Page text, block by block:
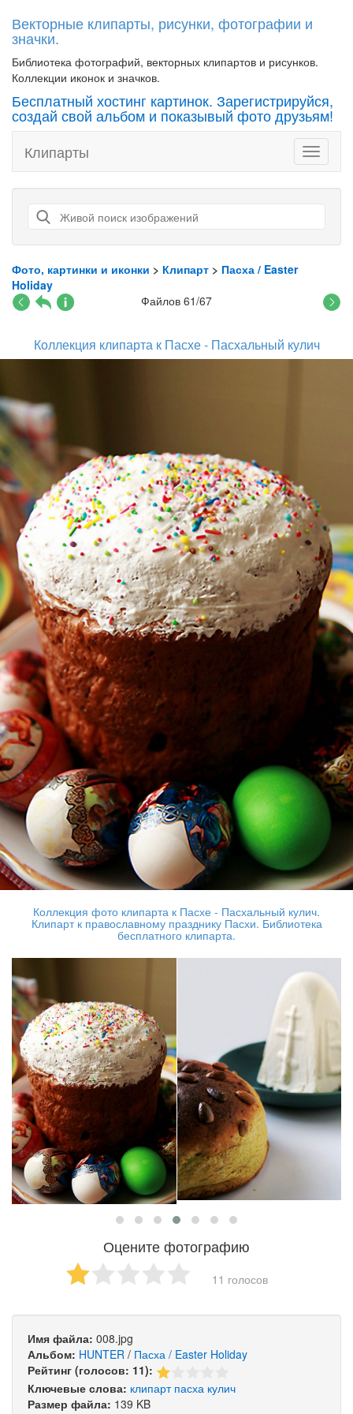
Векторные клипарты, рисунки, фотографии и
значки.
Библиотека фотографий, векторных клипартов и рисунков.
Коллекции иконок и значков.
Бесплатный хостинг картинок. Зарегистрируйся,
создай свой альбом и показывый фото друзьям!
Toggle
Клипарты
Фото, картинки и иконки > Клипарт > Пасха / Easter
Holiday
Файлов 61/67
Коллекция клипарта к Пасхе - Пасхальный кулич
Коллекция фото клипарта к Пасхе - Пасхальный кулич.
Клипарт к православному празднику Пасхи. Библиотека
бесплатного клипарта.
Оцените фотографию
11 голосов
Имя файла: 008.jpg
Альбом: HUNTER / Пасха / Easter Holiday
Рейтинг (голосов: 11):
Ключевые слова: клипарт пасха кулич
Размер файла: 139 KB